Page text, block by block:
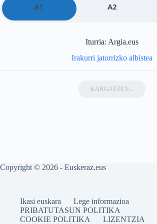
A1 A2
Iturria: Argia.eus
Irakurri jatorrizko albistea
KARGATZEN...
Copyright © 2026 - Euskeraz.eus
Ikasi euskara
Lege informazioa
PRIBATUTASUN POLITIKA
COOKIE POLITIKA
LIZENTZIA